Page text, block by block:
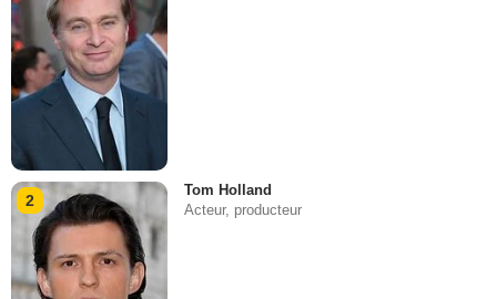
2
Tom Holland
Acteur, producteur